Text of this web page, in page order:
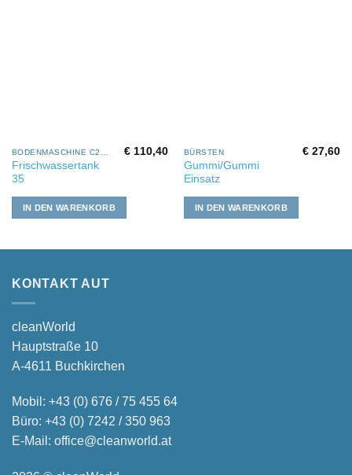
Frischwassertank
35
€ 110,40
IN DEN WARENKORB
BÜRSTEN
Gummi/Gummi
Einsatz
€ 27,60
IN DEN WARENKORB
KONTAKT AUT
cleanWorld
Hauptstraße 10
A-4611 Buchkirchen
Mobil: +43 (0) 676 / 75 455 64
Büro: +43 (0) 7242 / 350 963
E-Mail: office@cleanworld.at